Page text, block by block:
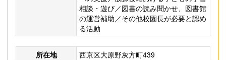
相談・遊び／図書の読み聞かせ、図書館
の運営補助／その他校園長が必要と認め
る活動
所在地 西京区大原野灰方町439